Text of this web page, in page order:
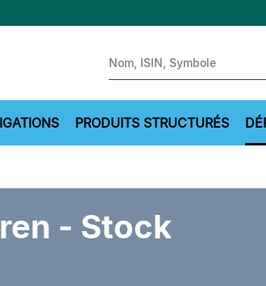
PRODUITS STRUCTURÉS
- Stock